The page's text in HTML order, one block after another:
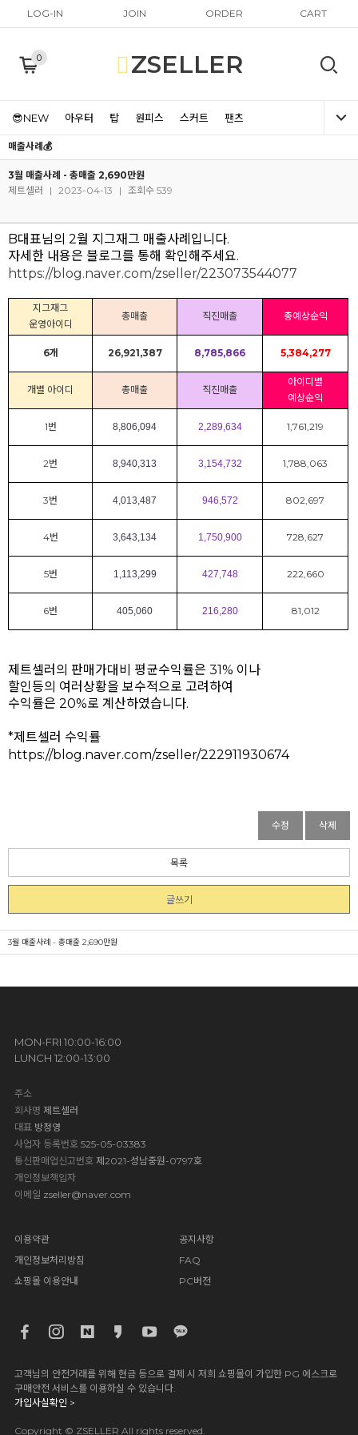
LOG-IN JOIN ORDER CART
0 ZSELLER
😎NEW 아우터 탑 원피스 스커트 팬츠
매출사례💰
3월 매출사례 - 총매출 2,690만원
제트셀러
| 2023-04-13 | 조회수 539
B대표님의 2월 지그재그 매출사례입니다.
자세한 내용은 블로그를 통해 확인해주세요.
https://blog.naver.com/zseller/223073544077
지그재그
운영아이디
총매출 직진매출 총예상순익
6개 26,921,387 8,785,866 5,384,277
개별 아이디 총매출 직진매출
아이디별
예상순익
1번 8,806,094 2,289,634 1,761,219
2번 8,940,313 3,154,732 1,788,063
3번 4,013,487 946,572 802,697
4번 3,643,134 1,750,900 728,627
5번 1,113,299 427,748 222,660
6번 405,060 216,280 81,012
제트셀러의 판매가대비 평균수익률은 31% 이나
할인등의 여러상황을 보수적으로 고려하여
수익률은 20%로 계산하였습니다.
*제트셀러 수익률
https://blog.naver.com/zseller/222911930674
수정 삭제
목록
글쓰기
3월 매출사례 - 총매출 2,690만원
MON-FRI 10:00-16:00
LUNCH 12:00-13:00
주소
회사명 제트셀러
대표방정영
사업자 등록번호 525-05-03383
통신판매업신고번호 제2021-성남중원-0797호
개인정보책임자
이메일 zseller@naver.com
이용약관
개인정보처리방침
쇼핑몰 이용안내
공지사항
FAQ
PC버전
고객님의 안전거래를 위해 현금 등으로 결제 시 저희 쇼핑몰이 가입한 PG 에스크로
구매안전 서비스를 이용하실 수 있습니다.
가입사실확인 >
Copyright © ZSELLER All rights reserved.